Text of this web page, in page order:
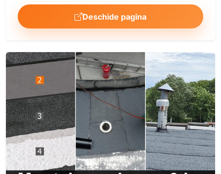
Deschide pagina